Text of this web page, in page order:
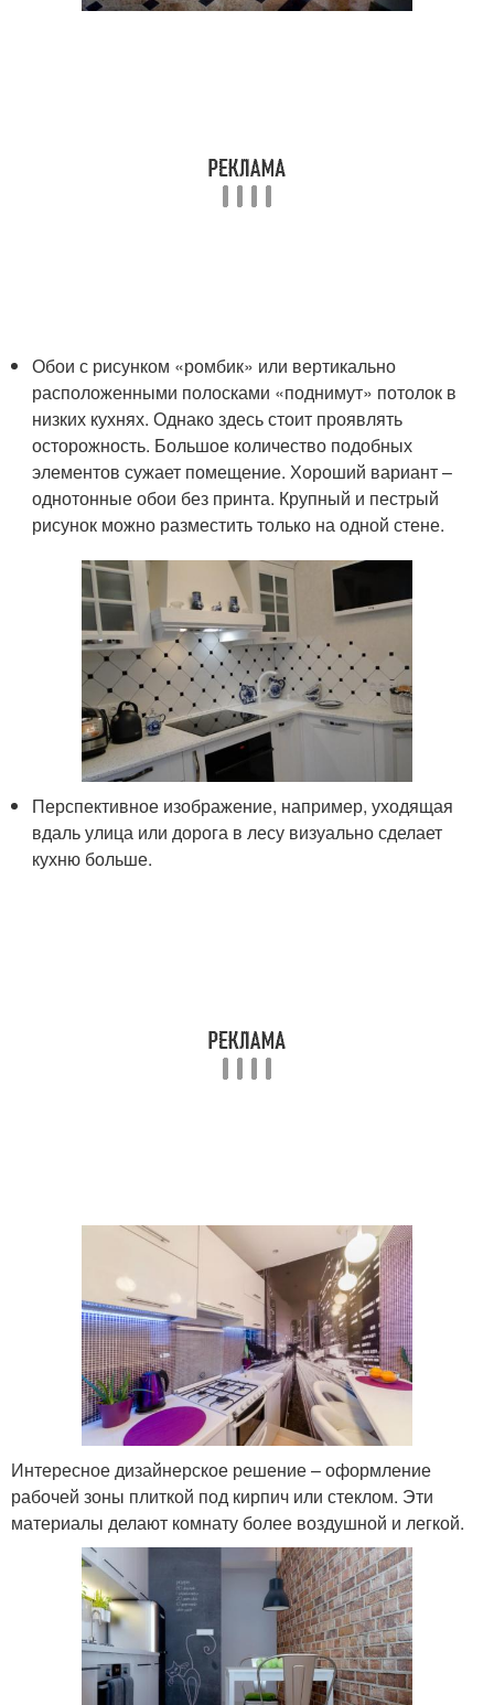
Обои с рисунком «ромбик» или вертикально
расположенными полосками «поднимут» потолок в
низких кухнях. Однако здесь стоит проявлять
осторожность. Большое количество подобных
элементов сужает помещение. Хороший вариант –
однотонные обои без принта. Крупный и пестрый
рисунок можно разместить только на одной стене.
Перспективное изображение, например, уходящая
вдаль улица или дорога в лесу визуально сделает
кухню больше.
Интересное дизайнерское решение – оформление
рабочей зоны плиткой под кирпич или стеклом. Эти
материалы делают комнату более воздушной и легкой.